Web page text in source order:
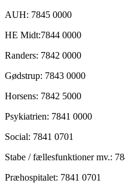
AUH: 7845 0000
HE Midt:7844 0000
Randers: 7842 0000
Gødstrup: 7843 0000
Horsens: 7842 5000
Psykiatrien: 7841 0000
Social: 7841 0701
Stabe / fællesfunktioner mv.:
Præhospitalet: 7841 0701